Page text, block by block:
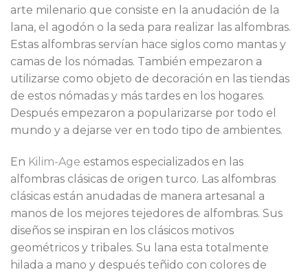
arte milenario que consiste en la anudación de la
lana, el agodón o la seda para realizar las alfombras.
Estas alfombras servían hace siglos como mantas y
camas de los nómadas. También empezaron a
utilizarse como objeto de decoración en las tiendas
de estos nómadas y más tardes en los hogares.
Después empezaron a popularizarse por todo el
mundo y a dejarse ver en todo tipo de ambientes.
En Kilim-Age estamos especializados en las
alfombras clásicas de origen turco. Las alfombras
clásicas están anudadas de manera artesanal a
manos de los mejores tejedores de alfombras. Sus
diseños se inspiran en los clásicos motivos
geométricos y tribales. Su lana esta totalmente
hilada a mano y después teñido con colores de